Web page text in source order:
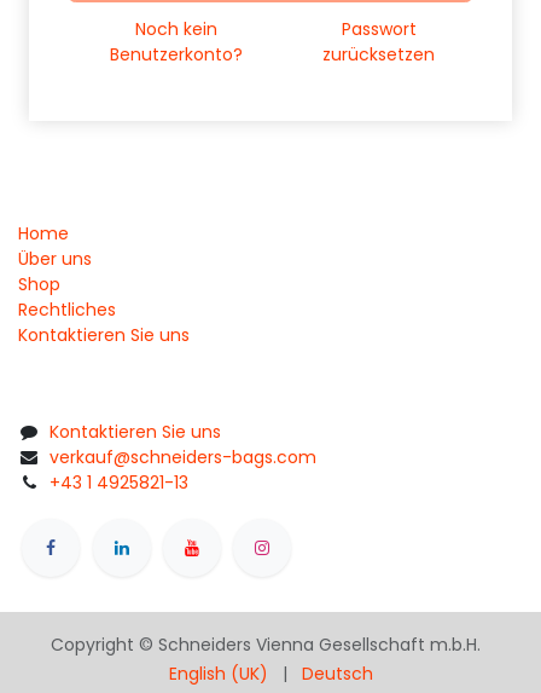
Noch kein
Benutzerkonto?
Passwort
zurücksetzen
Home
Über uns
Shop
Rechtliches
Kontaktieren Sie uns
Kontaktieren Sie uns
verkauf@schneiders-bags.com
+43 1 4925821-13
Copyright © Schneiders Vienna Gesellschaft m.b.H.
English (UK)
| Deutsch